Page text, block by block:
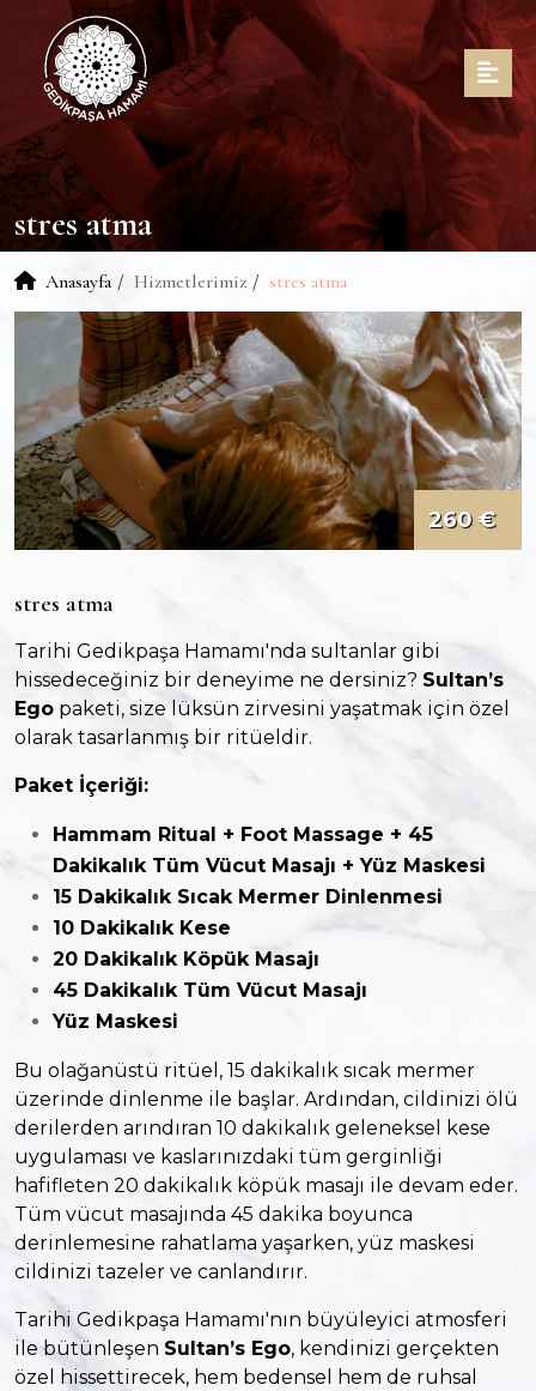
stres atma
Anasayfa Hizmetlerimiz stres atma
260 €
stres atma
Tarihi Gedikpaşa Hamamı'nda sultanlar gibi
hissedeceğiniz bir deneyime ne dersiniz? Sultan’s
Ego paketi, size lüksün zirvesini yaşatmak için özel
olarak tasarlanmış bir ritüeldir.
Paket İçeriği:
Hammam Ritual + Foot Massage + 45
Dakikalık Tüm Vücut Masajı + Yüz Maskesi
15 Dakikalık Sıcak Mermer Dinlenmesi
10 Dakikalık Kese
20 Dakikalık Köpük Masajı
45 Dakikalık Tüm Vücut Masajı
Yüz Maskesi
Bu olağanüstü ritüel, 15 dakikalık sıcak mermer
üzerinde dinlenme ile başlar. Ardından, cildinizi ölü
derilerden arındıran 10 dakikalık geleneksel kese
uygulaması ve kaslarınızdaki tüm gerginliği
hafifleten 20 dakikalık köpük masajı ile devam eder.
Tüm vücut masajında 45 dakika boyunca
derinlemesine rahatlama yaşarken, yüz maskesi
cildinizi tazeler ve canlandırır.
Tarihi Gedikpaşa Hamamı'nın büyüleyici atmosferi
ile bütünleşen Sultan’s Ego, kendinizi gerçekten
özel hissettirecek, hem bedensel hem de ruhsal